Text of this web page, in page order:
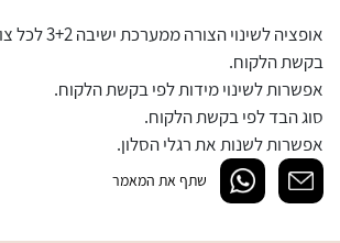
אופציה לשינוי
בקשת הלקוח.
אפשרות לשינוי מידות לפי בקשת הלקוח.
סוג הבד לפי בקשת הלקוח.
אפשרות לשנות את רגלי הסלון.
שתף את המאמר